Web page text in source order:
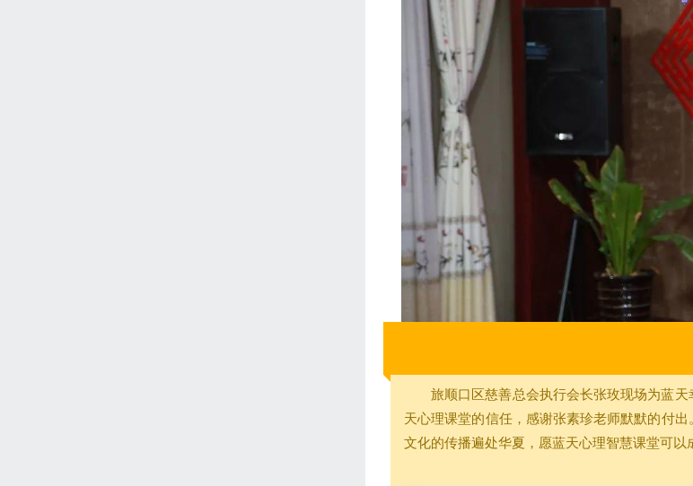
旅顺口区慈善总会执行会长张玫现场为蓝
天心理课堂的信任，感谢张素珍老师默默的付
文化的传播遍处华夏，愿蓝天心理智慧课堂可以